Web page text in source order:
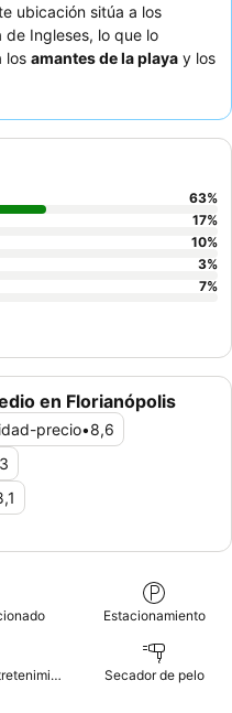
ubicación sitúa a los
Ingleses, lo que lo
los amantes de la playa y los
Los
al atento personal.
podrían
el edificio principal, y es
ruido de otros
es generalmente
en Florianópolis
precio•8,6
63%
17%
10%
3%
7%
Estacionamiento
Televisión / Entretenimiento Secador de pelo